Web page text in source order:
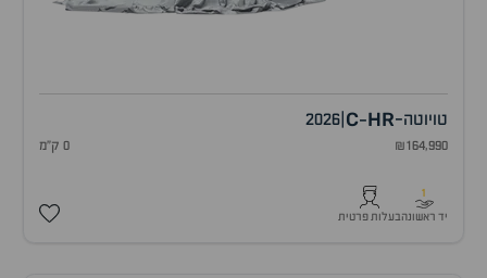
טויוטה-
C-HR
2026
₪164,990 0 ק"מ
1
יד ראשונהבעלות פרטית